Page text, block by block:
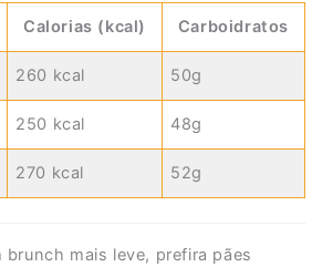
Calorias (kcal) Carboidratos
260 kcal 50g
250 kcal 48g
270 kcal 52g
brunch mais leve, prefira pães